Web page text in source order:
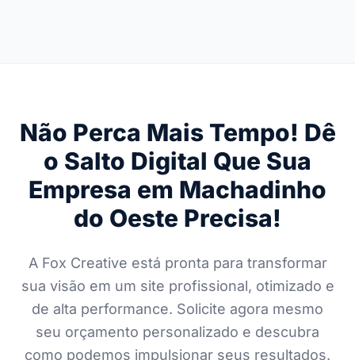
Não Perca Mais Tempo! Dê
o Salto Digital Que Sua
Empresa em Machadinho
do Oeste Precisa!
A Fox Creative está pronta para transformar
sua visão em um site profissional, otimizado e
de alta performance. Solicite agora mesmo
seu orçamento personalizado e descubra
como podemos impulsionar seus resultados.